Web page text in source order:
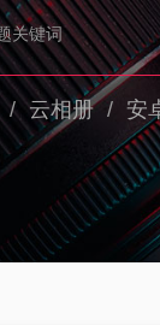
/ 云相册 / 安